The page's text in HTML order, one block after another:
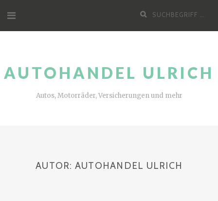
Inhalt
Suche
AUTOHANDEL ULRICH
Autos, Motorräder, Versicherungen und mehr
AUTOR: AUTOHANDEL ULRICH